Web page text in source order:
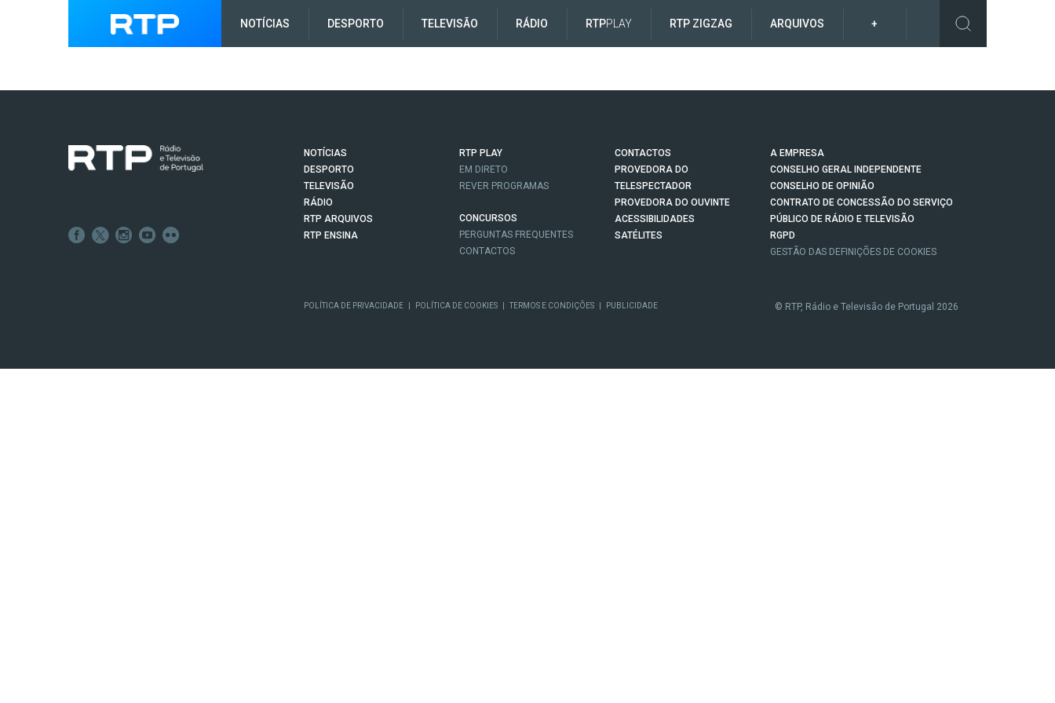
NOTÍCIAS DESPORTO TELEVISÃO RÁDIO RTPPLAY RTP ZIGZAG ARQUIVOS +
NOTÍCIAS
DESPORTO
TELEVISÃO
RÁDIO
RTP ARQUIVOS
RTP ENSINA
RTP PLAY
EM DIRETO
REVER PROGRAMAS
CONCURSOS
PERGUNTAS FREQUENTES
CONTACTOS
CONTACTOS
PROVEDORA DO
TELESPECTADOR
PROVEDORA DO OUVINTE
ACESSIBILIDADES
SATÉLITES
A EMPRESA
CONSELHO GERAL INDEPENDENTE
CONSELHO DE OPINIÃO
CONTRATO DE CONCESSÃO DO SERVIÇO
PÚBLICO DE RÁDIO E TELEVISÃO
RGPD
GESTÃO DAS DEFINIÇÕES DE COOKIES
POLÍTICA DE PRIVACIDADE POLÍTICA DE COOKIES TERMOS E CONDIÇÕES PUBLICIDADE © RTP, Rádio e Televisão de Portugal 2026